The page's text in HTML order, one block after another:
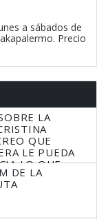
a sábados de
Precio
LA
QUE
LE PUEDA
LO QUE
DE LA